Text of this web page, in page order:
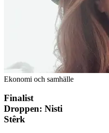
Ekonomi och samhälle
Finalist
Droppen: Nisti
Stêrk